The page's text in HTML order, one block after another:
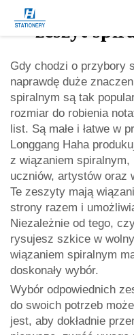
Produkty
O Nas
Rozwiązania
Zasoby
Skontaktuj Się Z Nami
zeszyt
Gdy chodzi o przybory
naprawdę duże
spiralnym są tak
rozmiar do robienia
list. Są małe i łatwe w
Longgang Haha
z wiązaniem
uczniów, artystów oraz
Te zeszyty mają
strony razem i
Niezależnie od tego,
rysujesz szkice w
wiązaniem spiralnym
doskonały wybór.
Wybór odpowiednich
do swoich potrzeb
jest, aby dokładnie